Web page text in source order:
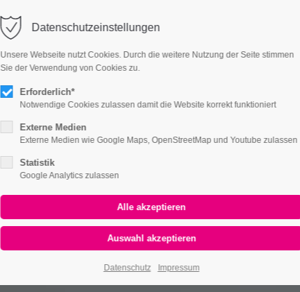
Über uns Gebäudetechnik
Datenschutzeinstellungen
Unsere Webseite nutzt Cookies. Durch die weitere Nutzung der Seite stimmen
Sie der Verwendung von Cookies zu.
Erforderlich*
Notwendige Cookies zulassen damit die Website korrekt funktioniert
Externe Medien
Externe Medien wie Google Maps, OpenStreetMap und Youtube zulassen
Statistik
Google Analytics zulassen
Datenschutz Impressum